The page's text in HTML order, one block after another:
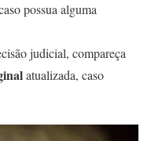
possua alguma
judicial, compareça
atualizada, caso